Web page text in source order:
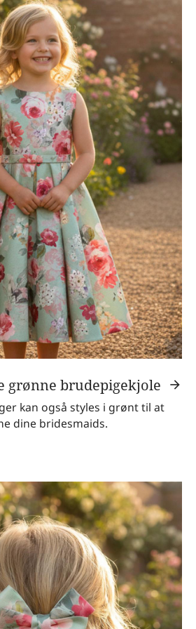
grønne brudepigekjole
kan også styles i grønt til at
dine bridesmaids.